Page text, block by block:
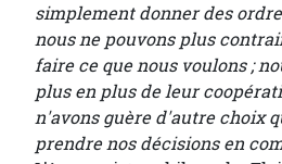
simplement donner des
nous ne pouvons plus
faire ce que nous voulons ;
plus en plus de leur
n'avons guère d'autre choix
prendre nos décisions en